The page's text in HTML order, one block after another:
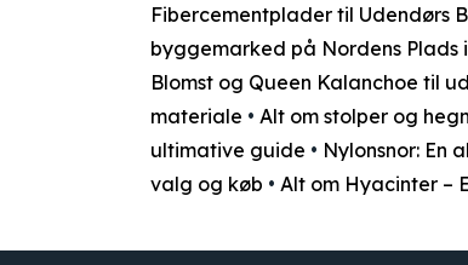
Fibercementplader til Udendørs
byggemarked på Nordens Plads
Blomst og Queen Kalanchoe til
materiale • Alt om stolper og
ultimative guide • Nylonsnor: En
valg og køb • Alt om Hyacinter –